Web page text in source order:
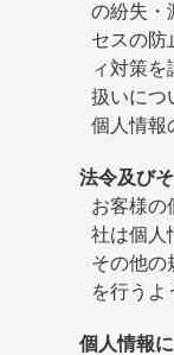
の紛失・
セスの防
ィ対策を
扱いにつ
個人情報
法令及び
お客様の
社は個人
その他の
を行うよ
個人情報